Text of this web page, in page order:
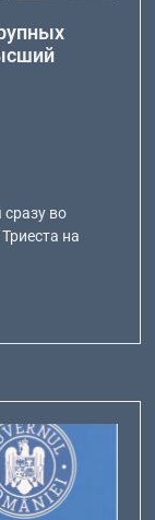
во
на